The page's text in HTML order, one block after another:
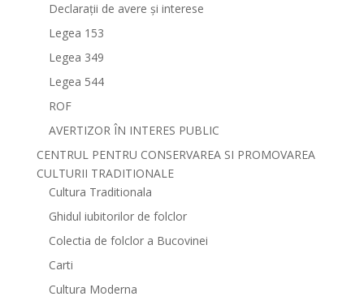
Declarații de avere și interese
Legea 153
Legea 349
Legea 544
ROF
AVERTIZOR ÎN INTERES PUBLIC
CENTRUL PENTRU CONSERVAREA SI PROMOVAREA
CULTURII TRADITIONALE
Cultura Traditionala
Ghidul iubitorilor de folclor
Colectia de folclor a Bucovinei
Carti
Cultura Moderna